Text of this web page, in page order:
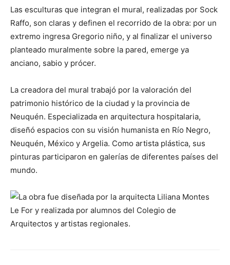
Las esculturas que integran el mural, realizadas por Sock
Raffo, son claras y definen el recorrido de la obra: por un
extremo ingresa Gregorio niño, y al finalizar el universo
planteado muralmente sobre la pared, emerge ya
anciano, sabio y prócer.
La creadora del mural trabajó por la valoración del
patrimonio histórico de la ciudad y la provincia de
Neuquén. Especializada en arquitectura hospitalaria,
diseñó espacios con su visión humanista en Río Negro,
Neuquén, México y Argelia. Como artista plástica, sus
pinturas participaron en galerías de diferentes países del
mundo.